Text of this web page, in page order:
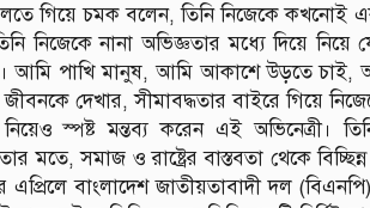
গিয়ে চমক বলেন, তিনি নিজেকে কখনোই
নিজেকে নানা অভিজ্ঞতার মধ্যে দিয়ে
আমি পাখি মানুষ, আমি আকাশে উড়তে চাই,
দেখার, সীমাবদ্ধতার বাইরে গিয়ে
নিয়েও স্পষ্ট মন্তব্য করেন এই
মতে, সমাজ ও রাষ্ট্রের বাস্তবতা থেকে
বাংলাদেশ জাতীয়তাবাদী দল